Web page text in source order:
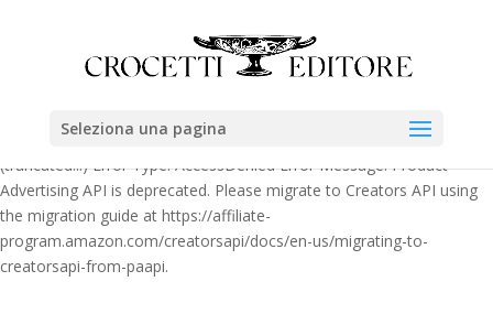
https://webservices.amazon.it/paapi5/searchitems` resulted in a `403
[{"Code":"AccessDenied","Message":"Product Advertising API
(truncated...) Error Type: AccessDenied Error Message: Product
Advertising API is deprecated. Please migrate to Creators API using
the migration guide at https://affiliate-
program.amazon.com/creatorsapi/docs/en-us/migrating-to-
creatorsapi-from-paapi.
Seleziona una pagina